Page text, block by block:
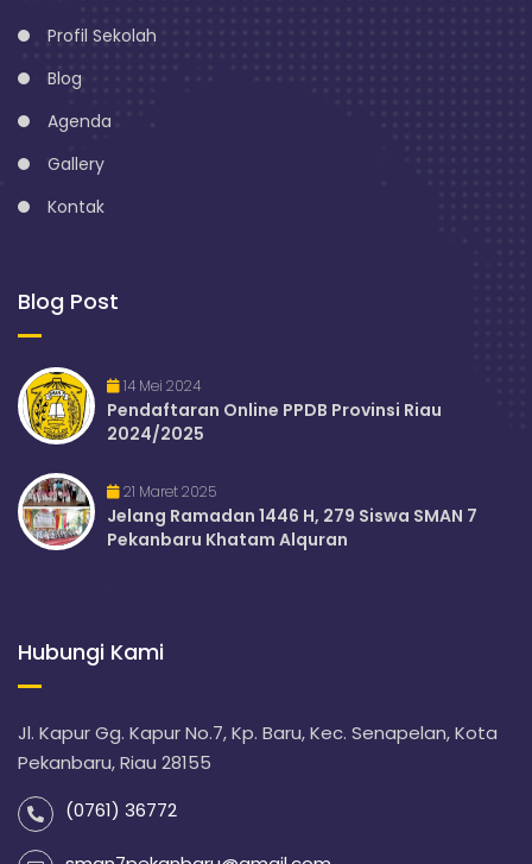
Profil Sekolah
Blog
Agenda
Gallery
Kontak
Blog Post
14 Mei 2024
Pendaftaran Online PPDB Provinsi Riau
2024/2025
21 Maret 2025
Jelang Ramadan 1446 H, 279 Siswa SMAN 7
Pekanbaru Khatam Alquran
Hubungi Kami
Jl. Kapur Gg. Kapur No.7, Kp. Baru, Kec. Senapelan, Kota
Pekanbaru, Riau 28155
(0761) 36772